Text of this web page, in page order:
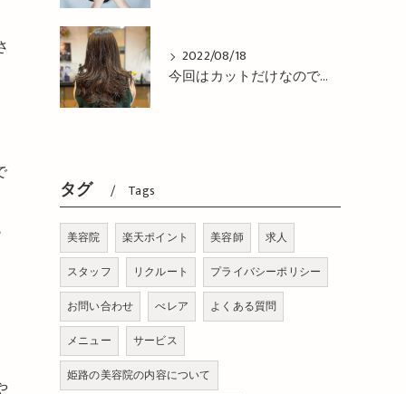
2022/08/18
今回はカットだけなので、コテで巻き巻き仕上げ！姫路市の美容院BEREA(ベレア)はお客様のキレイを叶える美容室／ヘアサロン
タグ Tags
美容院 楽天ポイント 美容師
求人
スタッフ
リクルート
プライバシーポリシー
お問い合わせ
べレア
よくある質問
メニュー
サービス
姫路の美容院の内容について